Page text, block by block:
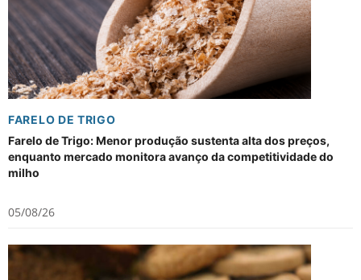
FARELO DE TRIGO
Farelo de Trigo: Menor produção sustenta alta dos preços,
enquanto mercado monitora avanço da competitividade do
milho
05/08/26